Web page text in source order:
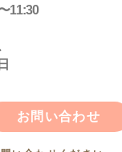
11:30
お問い合わせ